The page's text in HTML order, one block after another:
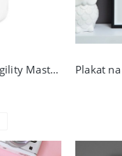
Kubek z nadrukiem Agility Master Up 330 ml